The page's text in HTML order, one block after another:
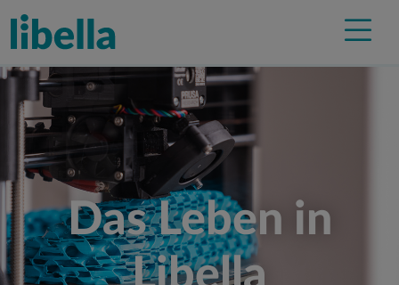
Das Leben in
Libella